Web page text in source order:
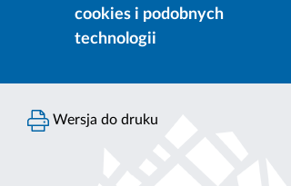
cookies i podobnych
technologii
Wersja do druku